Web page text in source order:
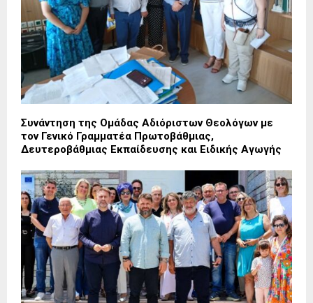
Συνάντηση της Ομάδας Αδιόριστων Θεολόγων με
τον Γενικό Γραμματέα Πρωτοβάθμιας,
Δευτεροβάθμιας Εκπαίδευσης και Ειδικής Αγωγής